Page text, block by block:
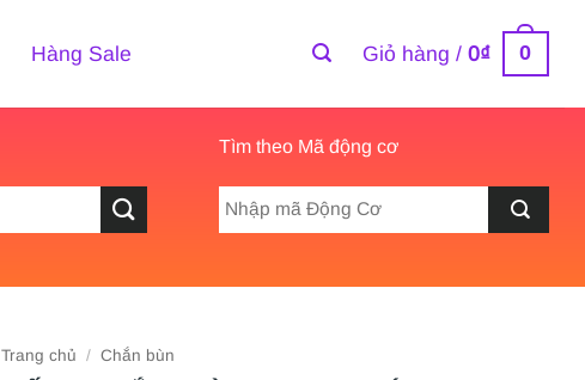
Hàng Sale Giỏ hàng /0₫ 0
Tìm theo Mã động cơ
Trang chủ / Chắn bùn